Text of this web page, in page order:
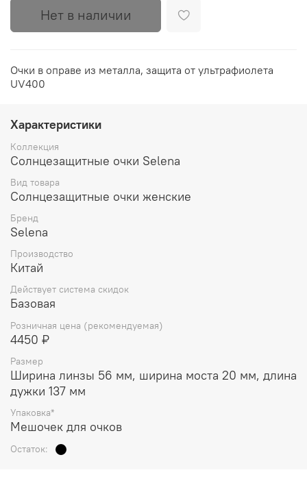
Нет в наличии
Очки в оправе из металла, защита от ультрафиолета
UV400
Характеристики
Коллекция
Солнцезащитные очки Selena
Вид товара
Солнцезащитные очки женские
Бренд
Selena
Производство
Китай
Действует система скидок
Базовая
Розничная цена (рекомендуемая)
4450 ₽
Размер
Ширина линзы 56 мм, ширина моста 20 мм, длина
дужки 137 мм
Упаковка*
Мешочек для очков
Остаток: